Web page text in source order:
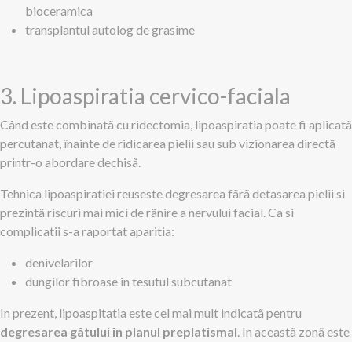
bioceramica
transplantul autolog de grasime
3. Lipoaspiratia cervico-faciala
Când este combinatã cu ridectomia, lipoaspiratia poate fi aplicatã
percutanat, înainte de ridicarea pielii sau sub vizionarea directã
printr-o abordare dechisã.
Tehnica lipoaspiratiei reuseste degresarea fãrã detasarea pielii si
prezintã riscuri mai mici de rãnire a nervului facial. Ca si
complicatii s-a raportat aparitia:
denivelarilor
dungilor fibroase in tesutul subcutanat
In prezent, lipoaspitatia este cel mai mult indicatã pentru
degresarea gâtului în planul preplatismal. In aceastã zonã este